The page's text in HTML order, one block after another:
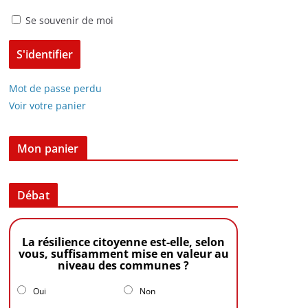
Se souvenir de moi
Mot de passe perdu
Voir votre panier
Mon panier
Débat
La résilience citoyenne est-elle, selon
vous, suffisamment mise en valeur au
niveau des communes ?
Oui Non